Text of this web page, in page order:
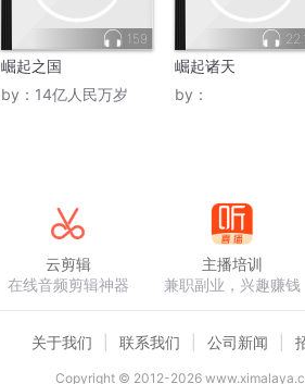
159
崛起之国
by： 14亿人民万岁
崛起诸天
by：
云剪辑
在线音频剪辑神器
主播培训
兼职副业，兴趣赚钱
关于我们 联系我们 公司新闻
Copyright © 2012-2026